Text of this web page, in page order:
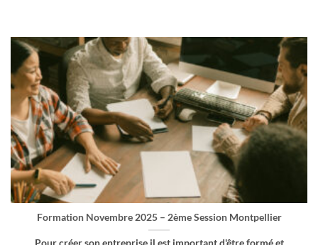
Formation Novembre 2025 – 2ème Session Montpellier